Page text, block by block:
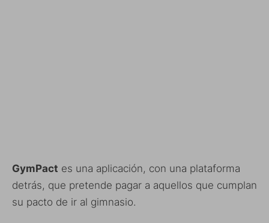
GymPact es una aplicación, con una plataforma
detrás, que pretende pagar a aquellos que cumplan
su pacto de ir al gimnasio.